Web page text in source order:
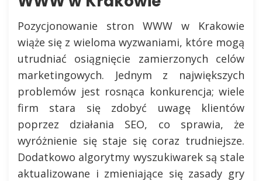
Pozycjonowanie stron WWW w Krakowie
wiąże się z wieloma wyzwaniami, które mogą
utrudniać osiągnięcie zamierzonych celów
marketingowych. Jednym z największych
problemów jest rosnąca konkurencja; wiele
firm stara się zdobyć uwagę klientów
poprzez działania SEO, co sprawia, że
wyróżnienie się staje się coraz trudniejsze.
Dodatkowo algorytmy wyszukiwarek są stale
aktualizowane i zmieniające się zasady gry